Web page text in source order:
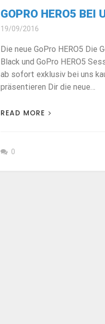
GOPRO HERO5 BEI
19/09/2016
Die neue GoPro HERO5 Die
Black und GoPro HERO5
ab sofort exklusiv bei uns
präsentieren Dir die neue…
READ MORE
0